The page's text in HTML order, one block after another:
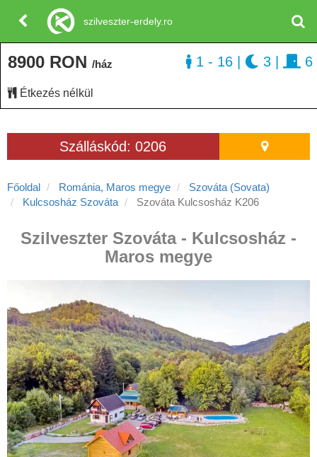
Szálláskód: 0206
Főoldal Románia, Maros megye
Szováta (Sovata)
Kulcsosház Szováta
Szováta Kulcsosház K206
Szilveszter Szováta - Kulcsosház -
Maros megye
8900 RON /ház
Étkezés nélkül
1 - 16 3 6
szilveszter-erdely.ro